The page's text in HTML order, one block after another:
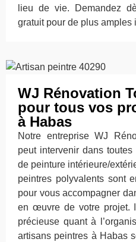
lieu de vie. Demandez
gratuit pour de plus amples
WJ Rénovation
pour tous vos
à Habas
Notre entreprise WJ
peut intervenir dans
de peinture intérieure/
peintres polyvalents sont
pour vous accompagner
en œuvre de votre projet.
précieuse quant à
artisans peintres à Habas